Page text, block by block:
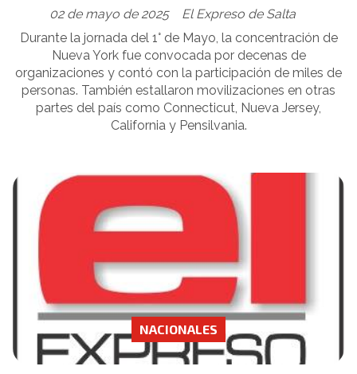
El Expreso de Salta
02 de mayo de 2025
Durante la jornada del 1° de Mayo, la concentración de
Nueva York fue convocada por decenas de
organizaciones y contó con la participación de miles de
personas. También estallaron movilizaciones en otras
partes del país como Connecticut, Nueva Jersey,
California y Pensilvania.
NACIONALES